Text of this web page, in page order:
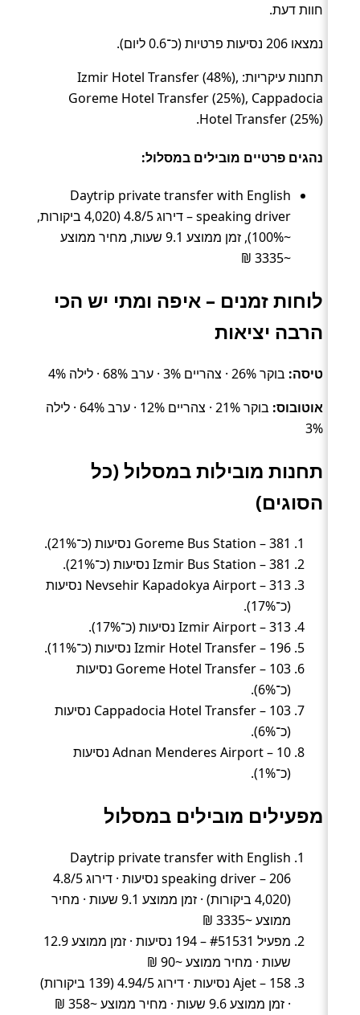
חוות דעת.
נמצאו 206 נסיעות פרטיות (כ־0.6 ליום).
תחנות עיקריות: Izmir Hotel Transfer (48%),
Goreme Hotel Transfer (25%), Cappadocia
Hotel Transfer (25%).
נהגים פרטיים מובילים במסלול:
Daytrip private transfer with English
speaking driver – דירוג 4.8/5 (4,020 ביקורות,
~100%), זמן ממוצע 9.1 שעות, מחיר ממוצע
~3335 ₪
לוחות זמנים – איפה ומתי יש הכי
הרבה יציאות
טיסה: בוקר 26% · צהריים 3% · ערב 68% · לילה 4%
אוטובוס:
בוקר 21% · צהריים 12% · ערב 64% · לילה
3%
תחנות מובילות במסלול (כל
הסוגים)
Goreme Bus Station – 381 נסיעות (כ־21%).
Izmir Bus Station – 381 נסיעות (כ־21%).
Nevsehir Kapadokya Airport – 313 נסיעות
(כ־17%).
Izmir Airport – 313 נסיעות (כ־17%).
Izmir Hotel Transfer – 196 נסיעות (כ־11%).
Goreme Hotel Transfer – 103 נסיעות
(כ־6%).
Cappadocia Hotel Transfer – 103 נסיעות
(כ־6%).
Adnan Menderes Airport – 10 נסיעות
(כ־1%).
מפעילים מובילים במסלול
Daytrip private transfer with English
speaking driver – 206 נסיעות · דירוג 4.8/5
(4,020 ביקורות) · זמן ממוצע 9.1 שעות · מחיר
ממוצע ~3335 ₪
מפעיל #51531 – 194 נסיעות · זמן ממוצע 12.9
שעות · מחיר ממוצע ~90 ₪
Ajet – 158 נסיעות · דירוג 4.94/5 (139 ביקורות)
· זמן ממוצע 9.6 שעות · מחיר ממוצע ~358 ₪